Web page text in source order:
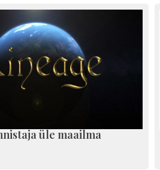
üle maailma